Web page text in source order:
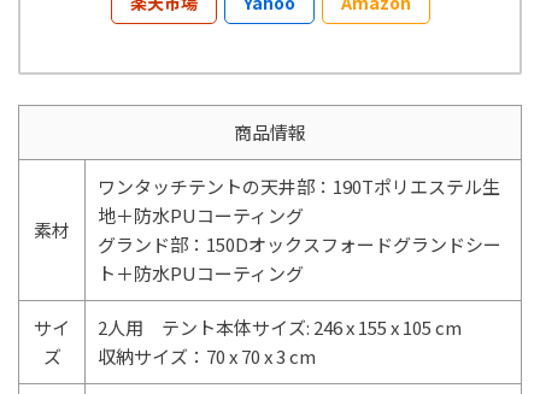
商品情報
素材
ワンタッチテントの天井部：190Tポリエステル生
地＋防水PUコーティング
グランド部：150Dオックスフォードグランドシー
ト＋防水PUコーティング
サイ
ズ
2人用 テント本体サイズ: 246 x 155 x 105 cm
収納サイズ：70 x 70 x 3 cm